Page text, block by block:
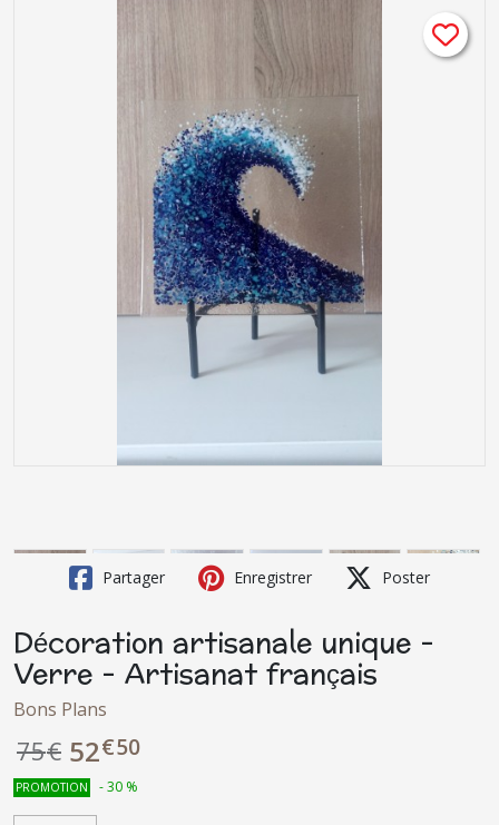
Partager Enregistrer Poster
Décoration artisanale unique -
Verre - Artisanat français
Bons Plans
75€ 52€50
PROMOTION -30 %